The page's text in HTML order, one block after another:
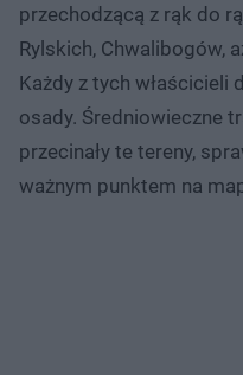
przechodzącą z rąk do
Rylskich, Chwalibogów,
Każdy z tych właścicieli
osady. Średniowieczne
przecinały te tereny,
ważnym punktem na